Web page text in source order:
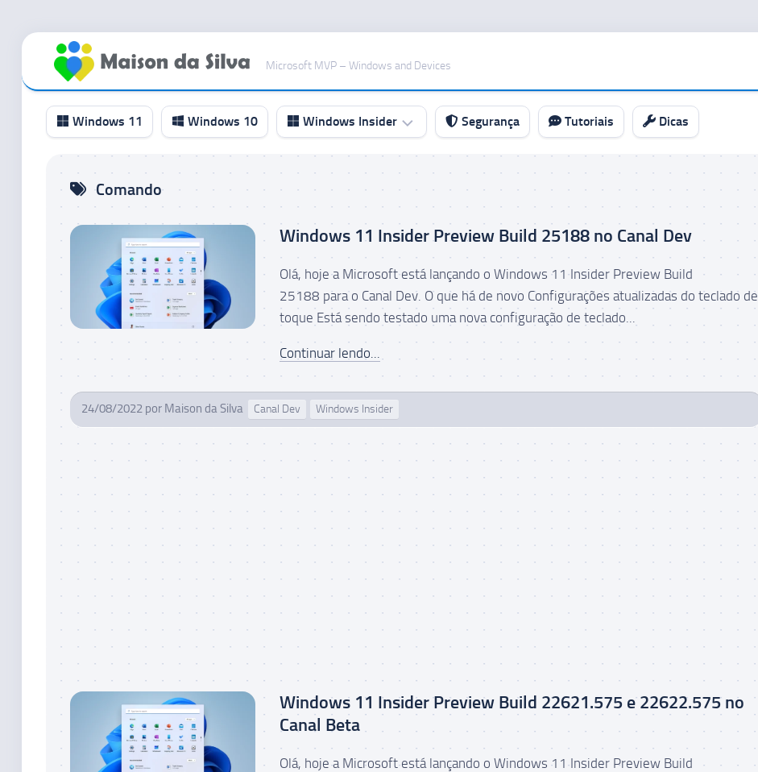
conteúdo
Microsoft MVP – Windows and Devices
Windows 11 Windows 10 Windows Insider
Canal
Beta
Canal
Dev
Canal
Canary
Segurança Tutoriais Dicas
Comando
Windows 11 Insider Preview Build 25188 no Canal Dev
Olá, hoje a Microsoft está lançando o Windows 11 Insider Preview Build
25188 para o Canal Dev. O que há de novo Configurações atualizadas do teclado de
toque Está sendo testado uma nova configuração de teclado...
Continuar lendo...
24/08/2022 por Maison da Silva Canal Dev Windows Insider
Windows 11 Insider Preview Build 22621.575 e 22622.575 no
Canal Beta
Olá, hoje a Microsoft está lançando o Windows 11 Insider Preview Build